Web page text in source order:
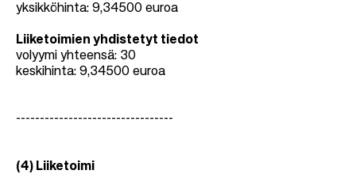
yksikköhinta: 9,34500 euroa
Liiketoimien yhdistetyt tiedot
volyymi yhteensä: 30
keskihinta: 9,34500 euroa
---------------------------------
(4) Liiketoimi